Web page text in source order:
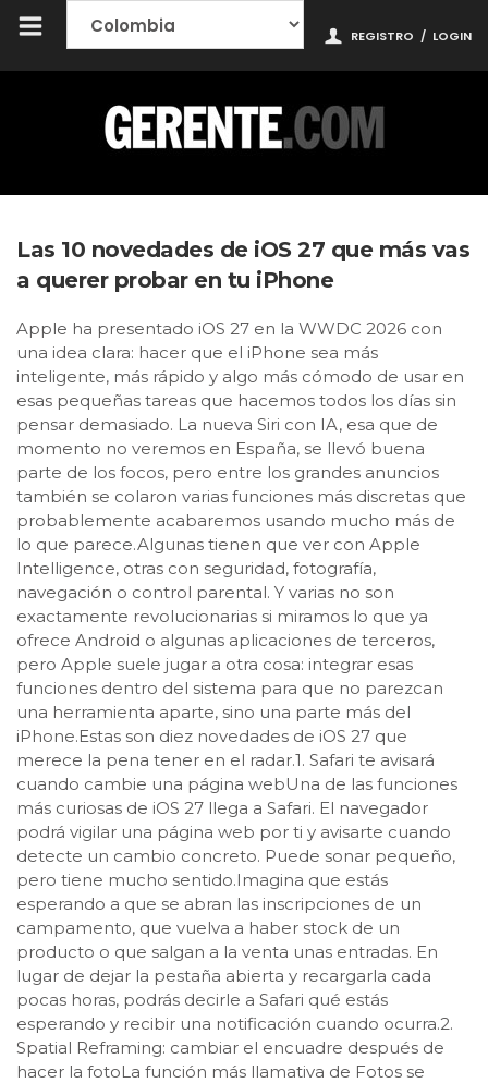
REGISTRO / LOGIN
Las 10 novedades de iOS 27 que más vas
a querer probar en tu iPhone
Apple ha presentado iOS 27 en la WWDC 2026 con
una idea clara: hacer que el iPhone sea más
inteligente, más rápido y algo más cómodo de usar en
esas pequeñas tareas que hacemos todos los días sin
pensar demasiado. La nueva Siri con IA, esa que de
momento no veremos en España, se llevó buena
parte de los focos, pero entre los grandes anuncios
también se colaron varias funciones más discretas que
probablemente acabaremos usando mucho más de
lo que parece.Algunas tienen que ver con Apple
Intelligence, otras con seguridad, fotografía,
navegación o control parental. Y varias no son
exactamente revolucionarias si miramos lo que ya
ofrece Android o algunas aplicaciones de terceros,
pero Apple suele jugar a otra cosa: integrar esas
funciones dentro del sistema para que no parezcan
una herramienta aparte, sino una parte más del
iPhone.Estas son diez novedades de iOS 27 que
merece la pena tener en el radar.1. Safari te avisará
cuando cambie una página webUna de las funciones
más curiosas de iOS 27 llega a Safari. El navegador
podrá vigilar una página web por ti y avisarte cuando
detecte un cambio concreto. Puede sonar pequeño,
pero tiene mucho sentido.Imagina que estás
esperando a que se abran las inscripciones de un
campamento, que vuelva a haber stock de un
producto o que salgan a la venta unas entradas. En
lugar de dejar la pestaña abierta y recargarla cada
pocas horas, podrás decirle a Safari qué estás
esperando y recibir una notificación cuando ocurra.2.
Spatial Reframing: cambiar el encuadre después de
hacer la fotoLa función más llamativa de Fotos se